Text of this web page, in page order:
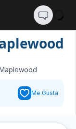
Me Gusta